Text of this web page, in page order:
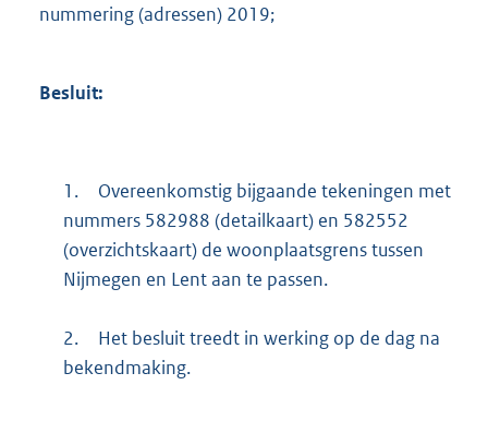
nummering (adressen) 2019;
Besluit:
1.
Overeenkomstig bijgaande tekeningen met
nummers 582988 (detailkaart) en 582552
(overzichtskaart) de woonplaatsgrens tussen
Nijmegen en Lent aan te passen.
2.
Het besluit treedt in werking op de dag na
bekendmaking.